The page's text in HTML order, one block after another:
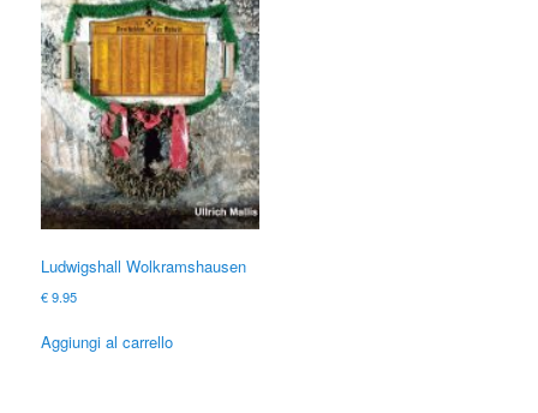
Ludwigshall Wolkramshausen
€9.95
Aggiungi al carrello